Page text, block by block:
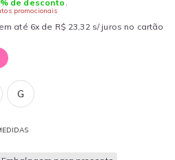
de desconto .
promocionais
até 6x de R$ 23,32 s/ juros no cartão
G